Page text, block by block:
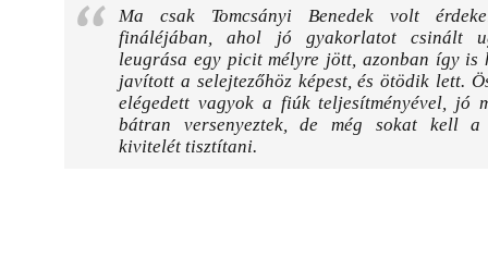
Ma csak Tomcsányi Benedek volt
fináléjában, ahol jó gyakorlatot csinált
leugrása egy picit mélyre jött, azonban így is
javított a selejtezőhöz képest, és ötödik lett.
elégedett vagyok a fiúk teljesítményével, jó
bátran versenyeztek, de még sokat kell a
kivitelét tisztítani.